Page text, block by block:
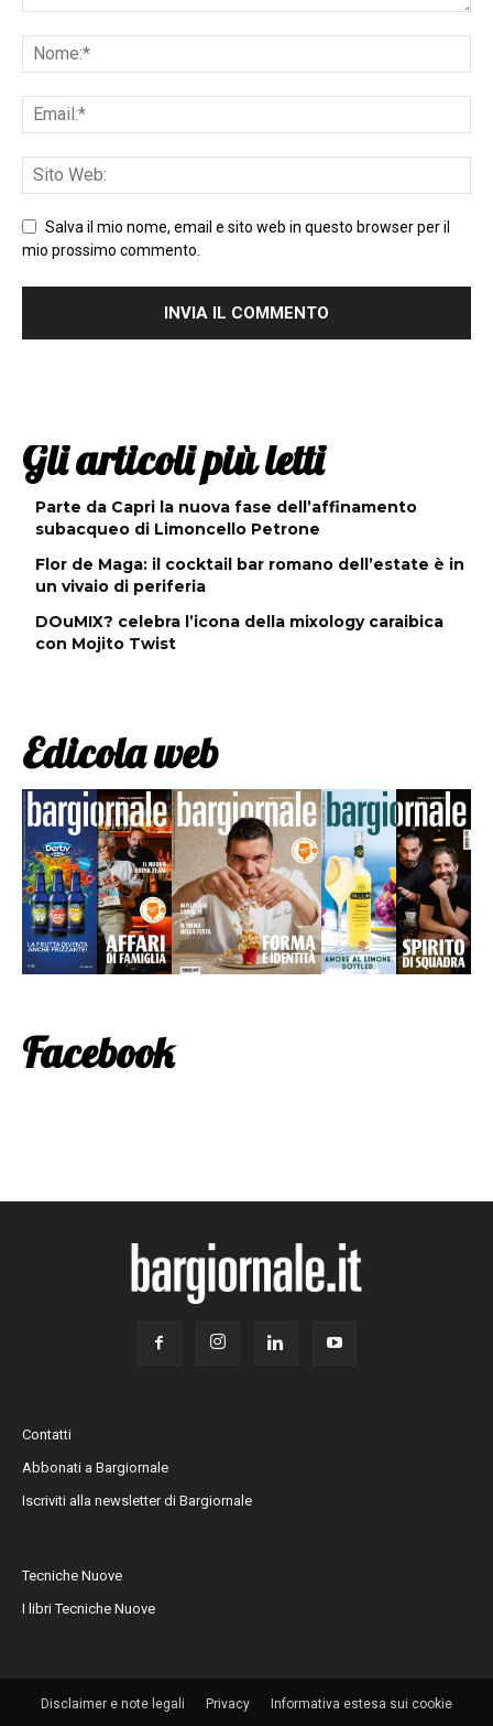
Salva il mio nome, email e sito web in questo browser per il
mio prossimo commento.
Gli articoli più letti
Parte da Capri la nuova fase dell’affinamento
subacqueo di Limoncello Petrone
Flor de Maga: il cocktail bar romano dell’estate è in
un vivaio di periferia
DOuMIX? celebra l’icona della mixology caraibica
con Mojito Twist
Edicola web
Facebook
Contatti
Abbonati a Bargiornale
Iscriviti alla newsletter di Bargiornale
Tecniche Nuove
I libri Tecniche Nuove
Disclaimer e note legali Privacy Informativa estesa sui cookie